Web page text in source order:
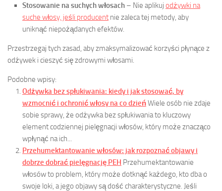
Stosowanie na suchych włosach – Nie aplikuj odżywki na
suche włosy, jeśli producent nie zaleca tej metody, aby
uniknąć niepożądanych efektów.
Przestrzegaj tych zasad, aby zmaksymalizować korzyści płynące z
odżywek i cieszyć się zdrowymi włosami.
Podobne wpisy:
Odżywka bez spłukiwania: kiedy i jak stosować, by
wzmocnić i ochronić włosy na co dzieńWiele osób nie zdaje
sobie sprawy, że odżywka bez spłukiwania to kluczowy
element codziennej pielęgnacji włosów, który może znacząco
wpłynąć na ich...
Przehumektantowanie włosów: jak rozpoznać objawy i
dobrze dobrać pielęgnację PEH Przehumektantowanie
włosów to problem, który może dotknąć każdego, kto dba o
swoje loki, a jego objawy są dość charakterystyczne. Jeśli